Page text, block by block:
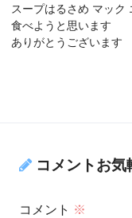
スープはるさめ マック
食べようと思います
ありがとうございます
コメントお気
コメント ※